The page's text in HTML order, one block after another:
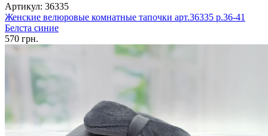
Артикул: 36335
Женские велюровые комнатные тапочки арт.36335 р.36-41
Белста синие
570 грн.